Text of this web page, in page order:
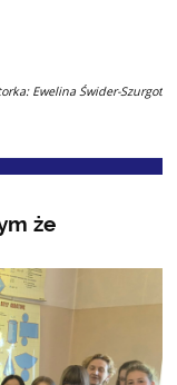
Ewelina Świder-Szurgot
że